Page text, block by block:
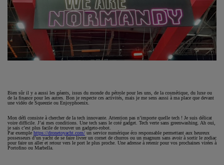
Bien sûr il y a aussi les géants, issus du monde du pétrole pour les uns, de la cosmétique, du luxe ou
de la finance pour les autres. Bon je respecte ces activités, mais je me sens aussi à ma place que devant
une vidéo de Squeezie ou Enjoyphoenix.
Mon défi consiste à chercher de la tech innovante. Attention pas n’importe quelle tech ! Je suis délicat
voire difficile. J’ai mes conditions. Une tech sans le coté gadget. Tech verte sans greenwashing. Ah oui,
je sais c’est plus facile de trouver un gadgeto-robot.
Par exemple https://dronetoyacht.com/ un service numérique éco responsable permettant aux heureux
possesseurs d’un yacht de se faire livrer un cornet de churros ou un magnum sans avoir à sortir le zodiac
pour faire un aller et retour vers le port le plus proche. Une adresse à retenir pour vos prochaines virées à
Portofino ou Marbella.